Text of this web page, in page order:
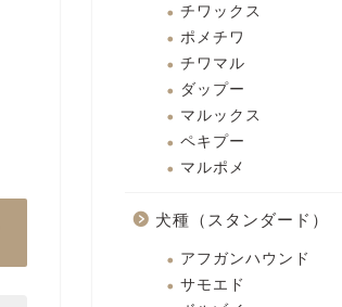
チワックス
ポメチワ
チワマル
ダップー
マルックス
ペキプー
マルポメ
犬種（スタンダード）
アフガンハウンド
サモエド